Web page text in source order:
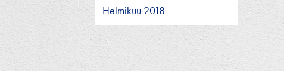
Helmikuu 2018